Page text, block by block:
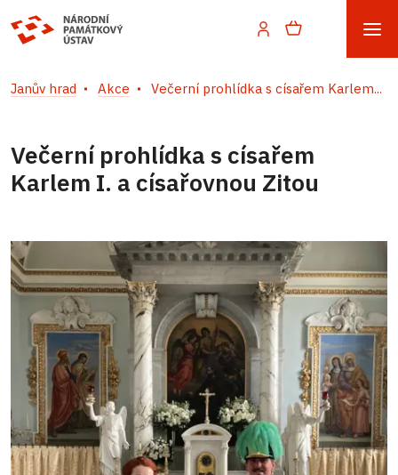
Janův hrad Akce Večerní prohlídka s císařem Karlem...
Večerní prohlídka s císařem
Karlem I. a císařovnou Zitou